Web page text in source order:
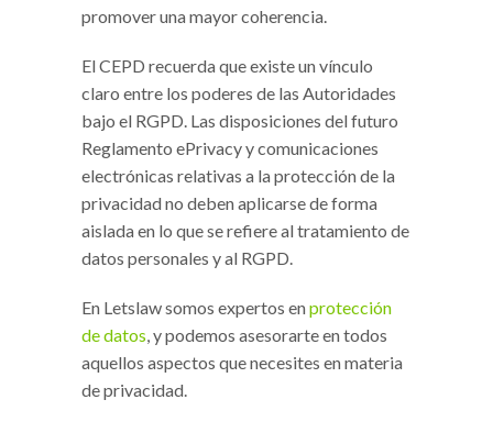
promover una mayor coherencia.
El CEPD recuerda que existe un vínculo
claro entre los poderes de las Autoridades
bajo el RGPD. Las disposiciones del futuro
Reglamento ePrivacy y comunicaciones
electrónicas relativas a la protección de la
privacidad no deben aplicarse de forma
aislada en lo que se refiere al tratamiento de
datos personales y al RGPD.
En Letslaw somos expertos enprotección
de datos, y podemos asesorarte en todos
aquellos aspectos que necesites en materia
de privacidad.